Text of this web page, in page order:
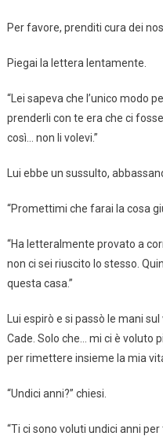
Per favore, prenditi cura dei
Piegai la lettera lentamente.
“Lei sapeva che l’unico modo
prenderli con te era che ci
così… non li volevi.”
Lui ebbe un sussulto,
“Promettimi che farai la cosa
“Ha letteralmente provato a
non ci sei riuscito lo stesso.
questa casa.”
Lui espirò e si passò le mani
Cade. Solo che… mi ci è voluto
per rimettere insieme la mia
“Undici anni?” chiesi.
“Ti ci sono voluti undici anni